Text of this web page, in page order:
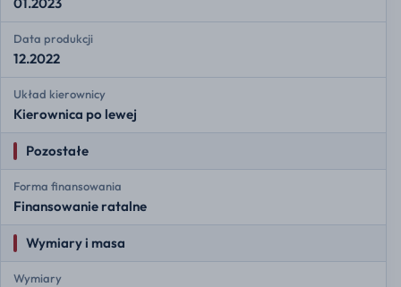
Data produkcji
12.2022
Układ kierownicy
Kierownica po lewej
Pozostałe
Forma finansowania
Finansowanie ratalne
Wymiary i masa
Wymiary